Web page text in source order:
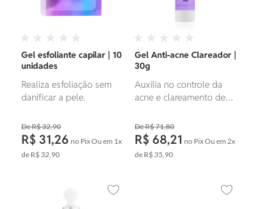
Gel esfoliante capilar | 10
unidades
Realiza esfoliação sem
danificar a pele.
R$ 32,90
R$ 31,26 no PixOu em 1x
de R$ 32,90
Gel Anti-acne Clareador |
30g
Auxilia no controle da
acne e clareamento de
R$ 71,80
R$ 68,21 no PixOu em 2x
de R$ 35,90
Adicionar aos favoritos Adicionar